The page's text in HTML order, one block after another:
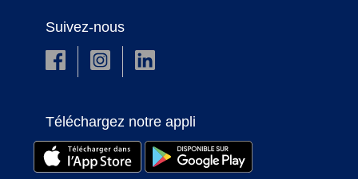
Suivez-nous
Téléchargez notre appli